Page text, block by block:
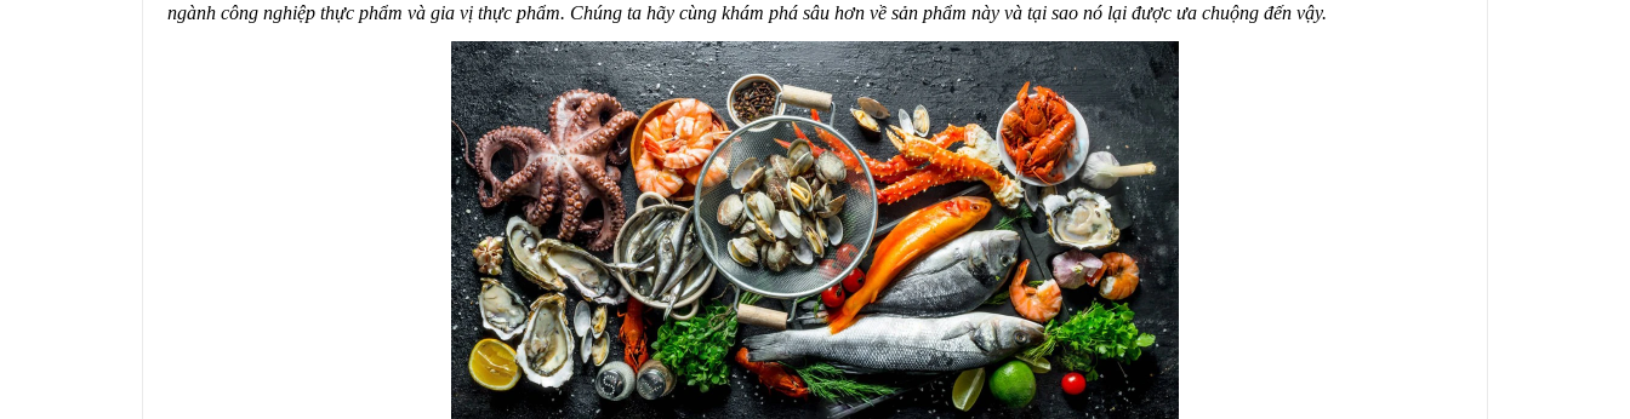
ngành công nghiệp thực phẩm và gia vị thực phẩm. Chúng ta hãy cùng khám phá sâu hơn về sản phẩm này và tại sao nó lại được ưa chuộng đến vậy.